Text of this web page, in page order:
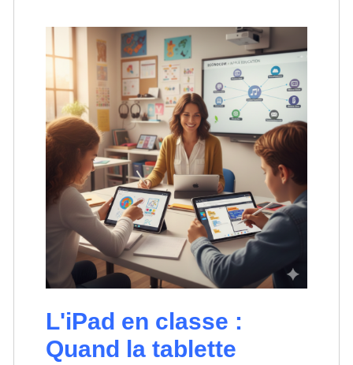
L'iPad en classe :
Quand la tablette